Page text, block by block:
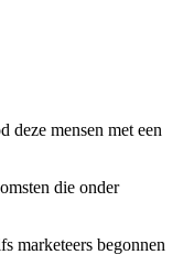
deze mensen met een
die onder
marketeers begonnen